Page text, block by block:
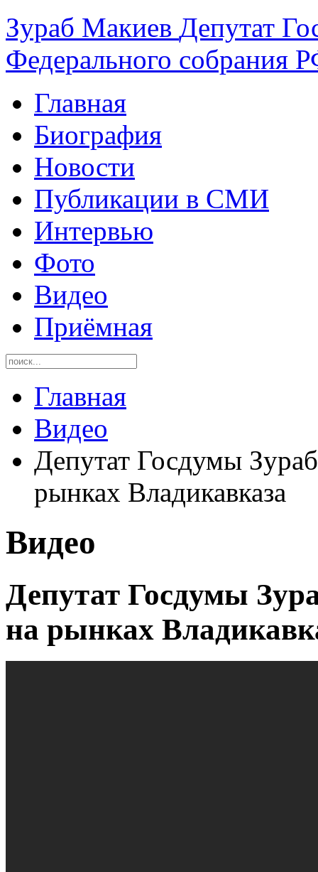
Зураб Макиев Депутат
Федерального собрания
Главная
Биография
Новости
Публикации в СМИ
Интервью
Фото
Видео
Приёмная
Главная
Видео
Депутат Госдумы
рынках Владикавказа
Видео
Депутат Госдумы
на рынках